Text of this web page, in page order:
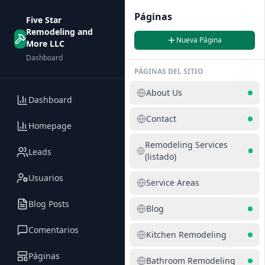
Five Star
Remodeling and
More LLC
Dashboard
Dashboard
Homepage
Leads
Usuarios
Blog Posts
Comentarios
Páginas
Páginas
Nueva Página
PÁGINAS DEL SITIO
About Us
Contact
Remodeling Services
(listado)
Service Areas
Blog
Kitchen Remodeling
Bathroom Remodeling